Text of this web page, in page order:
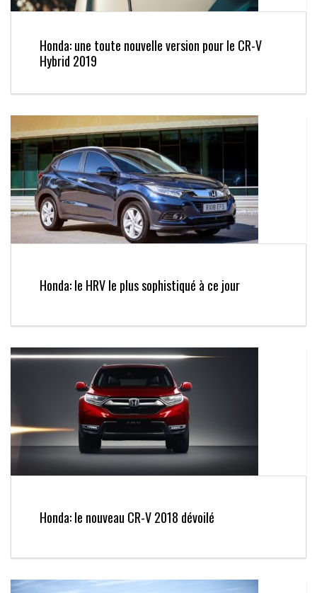
Honda: une toute nouvelle version pour le CR-V
Hybrid 2019
Honda: le HRV le plus sophistiqué à ce jour
Honda: le nouveau CR-V 2018 dévoilé